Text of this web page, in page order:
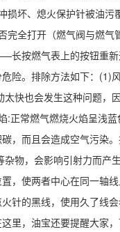
损坏、熄火保护针被油
完全打开（燃气阀与燃
按燃气表上的按钮重
险。排除方法如下：
快也会发生这种问题
:正常燃气燃烧火焰呈浅
，而且会造成空气污染
物，会影响引射力而
，使两者中心在同一轴
针的黑线，使用久了线
里，油宝还要提醒大